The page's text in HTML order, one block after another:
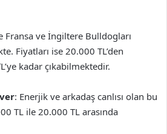
Fransa ve İngiltere Bulldogları
Fiyatları ise 20.000 TL’den
kadar çıkabilmektedir.
: Enerjik ve arkadaş canlısı olan bu
TL ile 20.000 TL arasında